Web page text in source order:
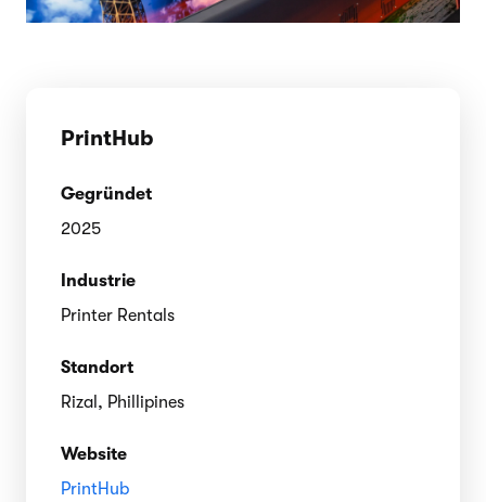
PrintHub
Gegründet
2025
Industrie
Printer Rentals
Standort
Rizal, Phillipines
Website
PrintHub